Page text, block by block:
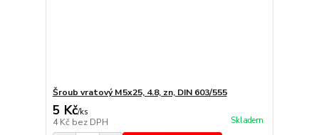
Šroub vratový M5x25, 4.8, zn, DIN 603/555
5 Kč/ks
4 Kč bez DPH Skladem